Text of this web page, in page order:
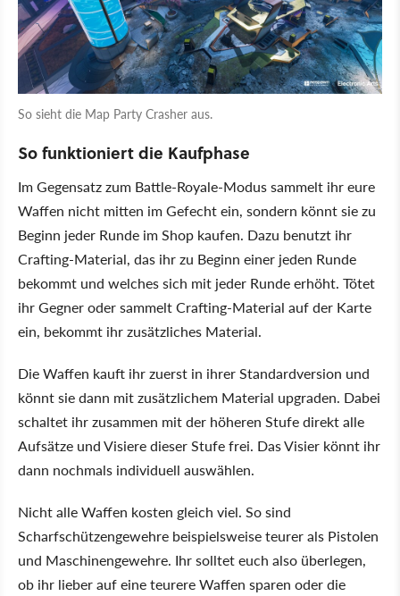
So sieht die Map Party Crasher aus.
So funktioniert die Kaufphase
Im Gegensatz zum Battle-Royale-Modus sammelt ihr eure
Waffen nicht mitten im Gefecht ein, sondern könnt sie zu
Beginn jeder Runde im Shop kaufen. Dazu benutzt ihr
Crafting-Material, das ihr zu Beginn einer jeden Runde
bekommt und welches sich mit jeder Runde erhöht. Tötet
ihr Gegner oder sammelt Crafting-Material auf der Karte
ein, bekommt ihr zusätzliches Material.
Die Waffen kauft ihr zuerst in ihrer Standardversion und
könnt sie dann mit zusätzlichem Material upgraden. Dabei
schaltet ihr zusammen mit der höheren Stufe direkt alle
Aufsätze und Visiere dieser Stufe frei. Das Visier könnt ihr
dann nochmals individuell auswählen.
Nicht alle Waffen kosten gleich viel. So sind
Scharfschützengewehre beispielsweise teurer als Pistolen
und Maschinengewehre. Ihr solltet euch also überlegen,
ob ihr lieber auf eine teurere Waffen sparen oder die